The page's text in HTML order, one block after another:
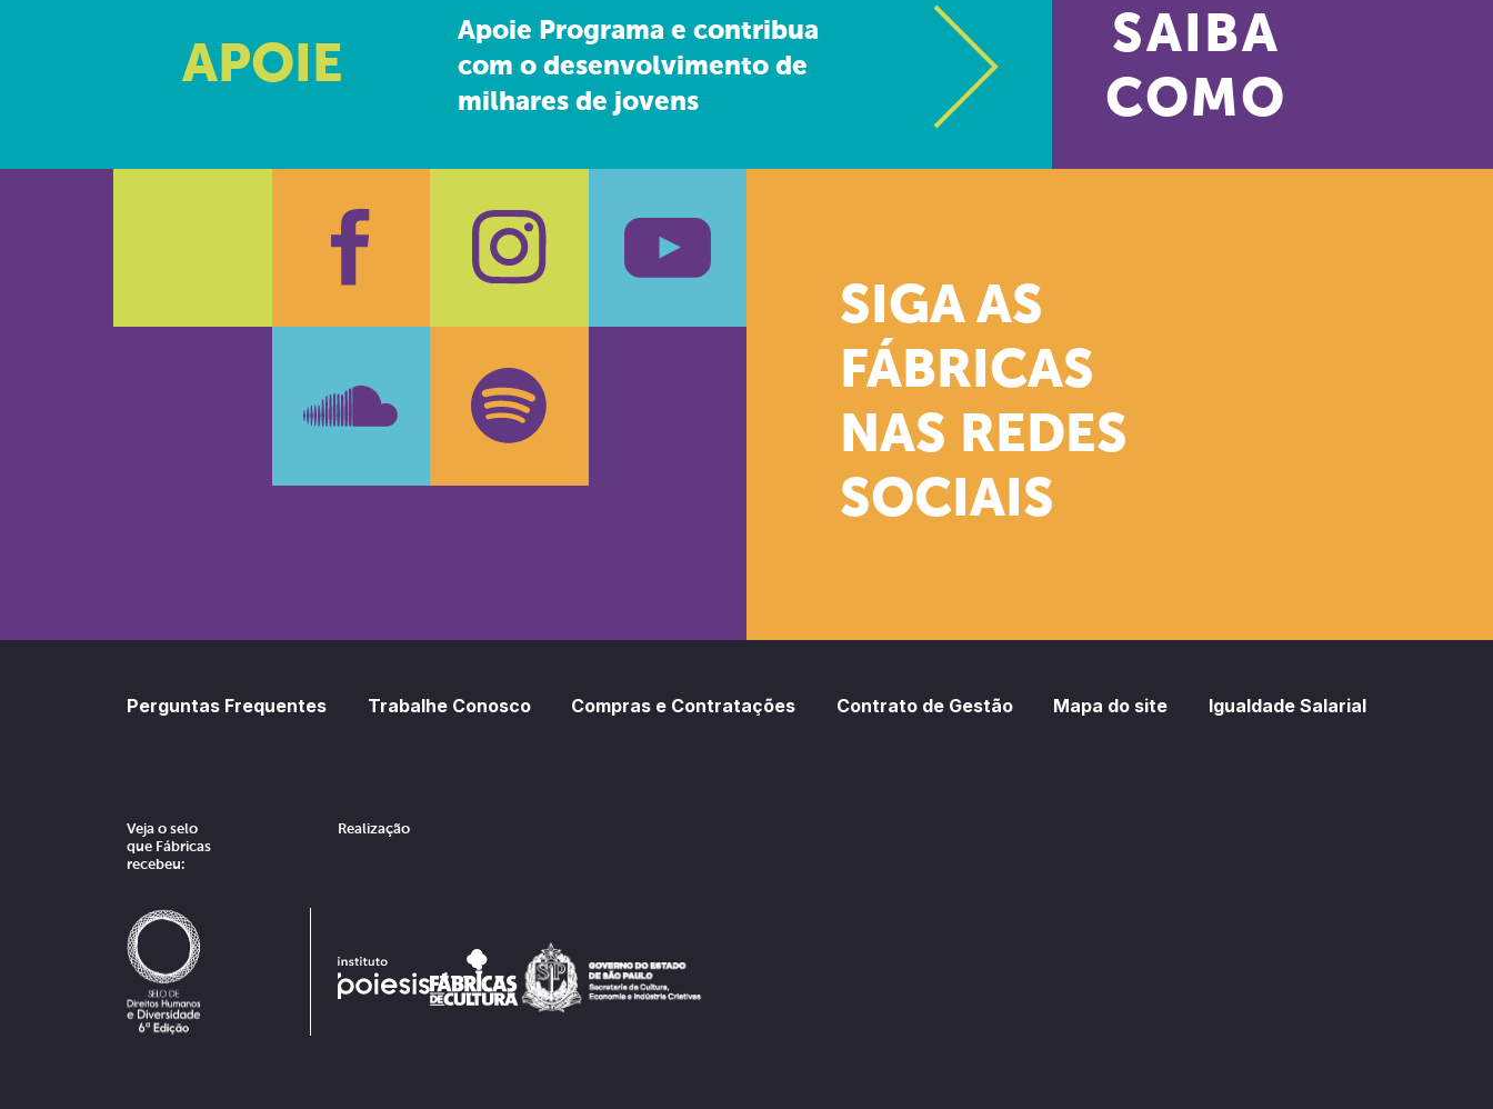
APOIE
Apoie Programa e contribua
com o desenvolvimento de
milhares de jovens
SAIBA
COMO
SIGA AS
FÁBRICAS
NAS REDES
SOCIAIS
FacebookInstagram
Perguntas Frequentes Trabalhe Conosco Compras e Contratações Contrato de Gestão Mapa do site Igualdade Salarial
Veja o selo
que Fábricas
recebeu:
Realização